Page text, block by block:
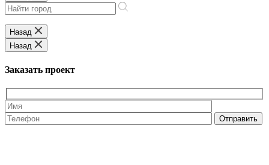
Назад
Назад
Заказать проект